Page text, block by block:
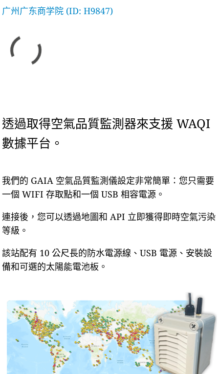
广州广东商学院 (ID: H9847)
透過取得空氣品質監測器來支援 WAQI
數據平台。
我們的 GAIA 空氣品質監測儀設定非常簡單：您只需要
一個 WIFI 存取點和一個 USB 相容電源。
連接後，您可以透過地圖和 API 立即獲得即時空氣污染
等級。
該站配有 10 公尺長的防水電源線、USB 電源、安裝設
備和可選的太陽能電池板。